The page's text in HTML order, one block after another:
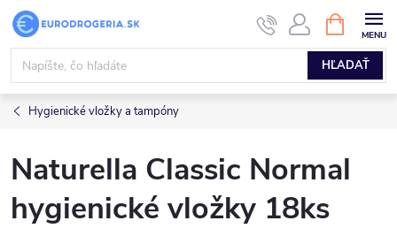
Prejsť
obsah
HĽADAŤ
KOŠÍK
Hygienické vložky a tampóny
Naturella Classic Normal
hygienické vložky 18ks